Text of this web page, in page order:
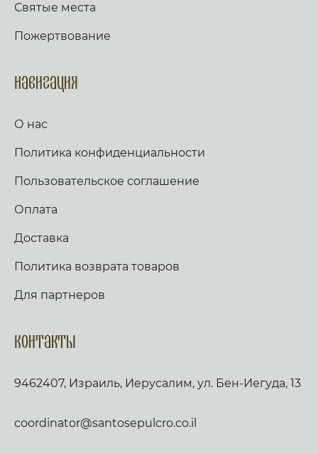
Святые места
Пожертвование
Навигация
О нас
Политика конфиденциальности
Пользовательское соглашение
Оплата
Доставка
Политика возврата товаров
Для партнеров
Контакты
9462407, Израиль, Иерусалим, ул. Бен-Иегуда, 13
coordinator@santosepulcro.co.il